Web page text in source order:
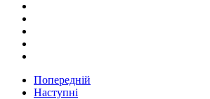
Попередній
Наступні